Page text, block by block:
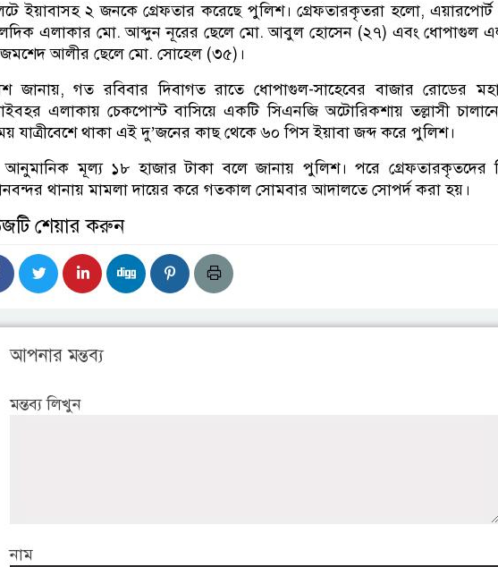
ইয়াবাসহ ২ জনকে গ্রেফতার করেছে পুলিশ। গ্রেফতারকৃতরা হলো, এয়ারপোর্ট
এলাকার মো. আব্দুন নূরের ছেলে মো. আবুল হোসেন (২৭) এবং ধোপাগুল
আলীর ছেলে মো. সোহেল (৩৫)।
জানায়, গত রবিবার দিবাগত রাতে ধোপাগুল-সাহেবের বাজার রোডের
এলাকায় চেকপোস্ট বাসিয়ে একটি সিএনজি অটোরিকশায় তল্লাসী
যাত্রীবেশে থাকা এই দু’জনের কাছ থেকে ৬০ পিস ইয়াবা জব্দ করে পুলিশ।
আনুমানিক মূল্য ১৮ হাজার টাকা বলে জানায় পুলিশ। পরে গ্রেফতারকৃতদের
থানায় মামলা দায়ের করে গতকাল সোমবার আদালতে সোপর্দ করা হয়।
শেয়ার করুন
আপনার মন্তব্য
মন্তব্য লিখুন
নাম